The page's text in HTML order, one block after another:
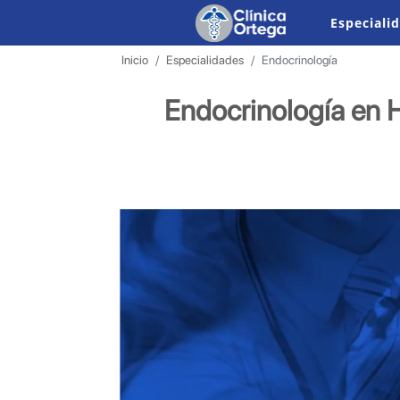
Inicio Especialidades Endocrinología
Endocrinología en